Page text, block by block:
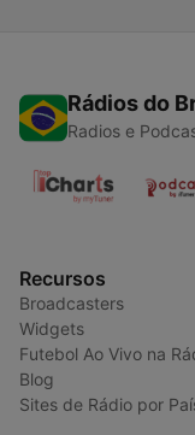
Rádios do
Radios e
Recursos
Broadcasters
Widgets
Futebol Ao Vivo na
Blog
Sites de Rádio por